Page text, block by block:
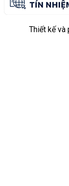
Thiết kế và